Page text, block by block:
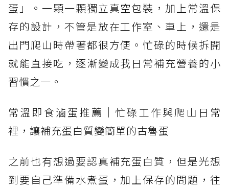
蛋」。一顆一顆獨立真空包裝，加上常溫保
存的設計，不管是放在工作室、車上，還是
出門爬山時帶著都很方便。忙碌的時候拆開
就能直接吃，逐漸變成我日常補充營養的小
習慣之一。
常溫即食滷蛋推薦｜忙碌工作與爬山日常
裡，讓補充蛋白質變簡單的古魯蛋
之前也有想過要認真補充蛋白質，但是光想
到要自己準備水煮蛋，加上保存的問題，往